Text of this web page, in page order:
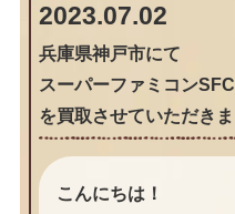
2023.07.02
兵庫県神戸市にて
スーパーファミコン
を買取させていただき
こんにちは！